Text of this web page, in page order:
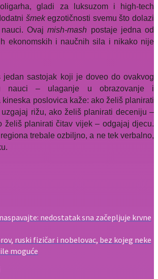
gladi za luksuzom i high-tech
šmekegzotičnosti svemu što dolazi
Ovajmish-mash postaje jedna od
ekonomskih i naučnih sila i nikako nije
jedan sastojak koji je doveo do ovakvog
nauci – ulaganje u obrazovanje i
kineska poslovica kaže: ako želiš planirati
rižu, ako želiš planirati deceniju –
želiš planirati čitav vijek – odgajaj djecu.
trebale ozbiljno, a ne tek verbalno,
nedostatak sna začepljuje krvne
ruski fizičar i nobelovac, bez kojeg neke
moguće